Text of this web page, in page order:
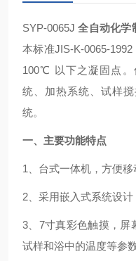
SYP-0065J全自动化学
本标准JIS-K-0065-
100℃ 以下之凝固点。
统、加热系统、试样
统。
一、主要功能特点
1、台式一体机，方便移
2、采用嵌入式系统设计
3、7寸真彩色触摸，屏
试样和浴中的温度等参数